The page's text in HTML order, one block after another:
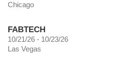
Chicago
FABTECH
10/21/26 - 10/23/26
Las Vegas